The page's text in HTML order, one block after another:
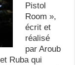
Pistol
Room »,
écrit et
réalisé
par Aroub
Ruba qui